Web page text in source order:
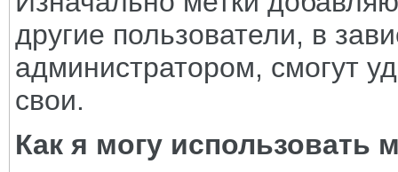
другие пользователи, в
администратором, смогут
свои.
Как я могу использовать